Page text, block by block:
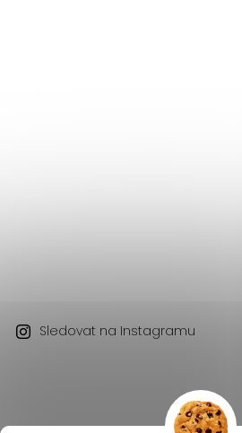
Sledovat na Instagramu